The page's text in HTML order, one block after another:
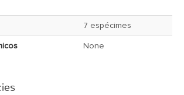
7 espécimes
None